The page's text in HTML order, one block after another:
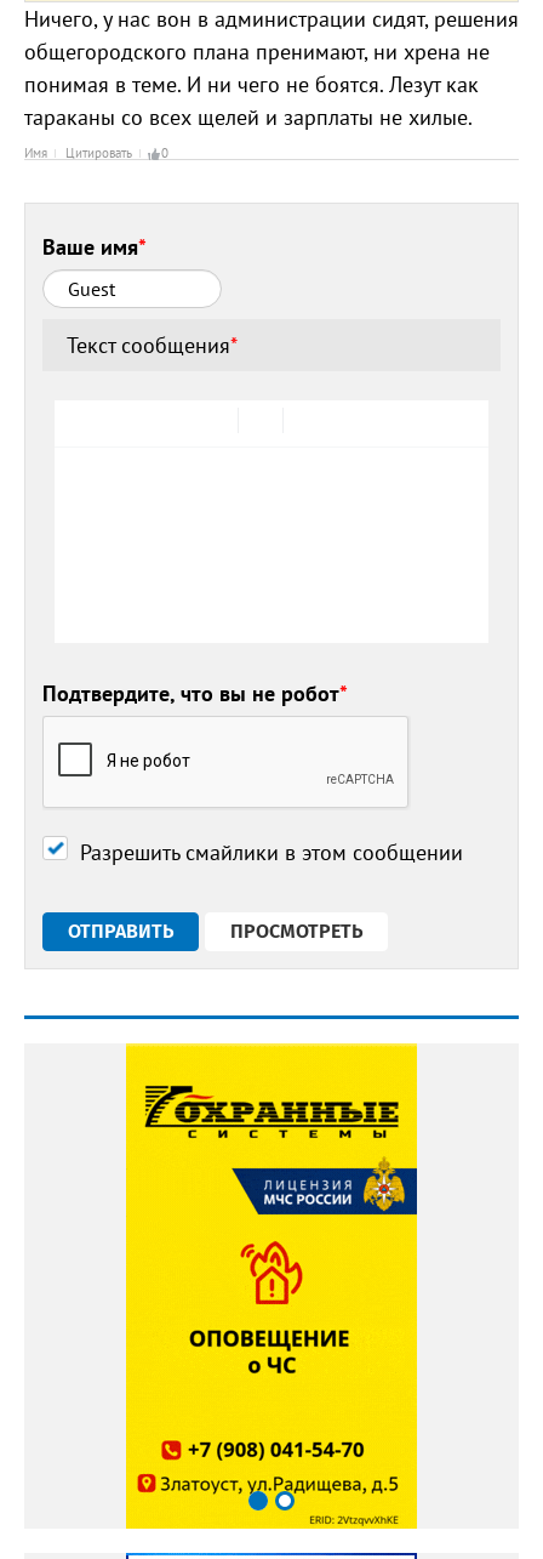
Ничего, у нас вон в администрации сидят, решения
общегородского плана пренимают, ни хрена не
понимая в теме. И ни чего не боятся. Лезут как
тараканы со всех щелей и зарплаты не хилые.
Имя Цитировать 0
Ваше имя*
Текст сообщения*
Подтвердите, что вы не робот*
Разрешить смайлики в этом сообщении